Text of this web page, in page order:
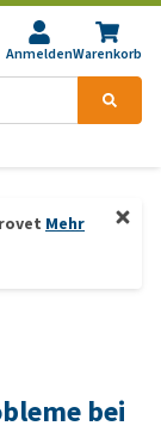
AnmeldenWarenkorb
Mehr
bei